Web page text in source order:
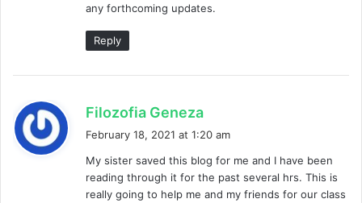
any forthcoming updates.
Reply
Filozofia Geneza
s
:
February 18, 2021 at 1:20 am
My sister saved this blog for me and I have been
reading through it for the past several hrs. This is
really going to help me and my friends for our class